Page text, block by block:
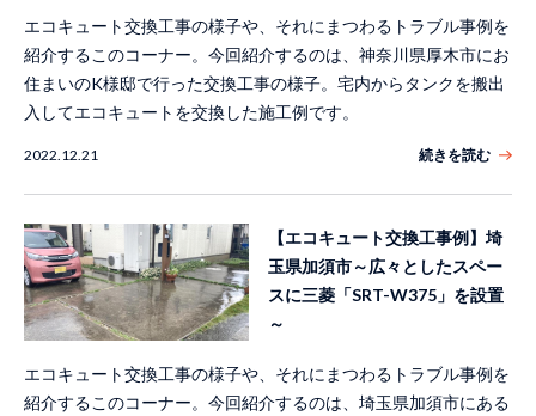
エコキュート交換工事の様子や、それにまつわるトラブル事例を
紹介するこのコーナー。今回紹介するのは、神奈川県厚木市にお
住まいのK様邸で行った交換工事の様子。宅内からタンクを搬出
入してエコキュートを交換した施工例です。
2022.12.21 続きを読む
【エコキュート交換工事例】埼
玉県加須市～広々としたスペー
スに三菱「SRT-W375」を設置
～
エコキュート交換工事の様子や、それにまつわるトラブル事例を
紹介するこのコーナー。今回紹介するのは、埼玉県加須市にある